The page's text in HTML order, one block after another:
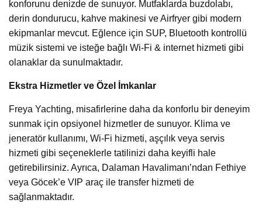
konforunu denizde de sunuyor. Mutfaklarda buzdolabı,
derin dondurucu, kahve makinesi ve Airfryer gibi modern
ekipmanlar mevcut. Eğlence için SUP, Bluetooth kontrollü
müzik sistemi ve isteğe bağlı Wi-Fi & internet hizmeti gibi
olanaklar da sunulmaktadır.
Ekstra Hizmetler ve Özel İmkanlar
Freya Yachting, misafirlerine daha da konforlu bir deneyim
sunmak için opsiyonel hizmetler de sunuyor. Klima ve
jeneratör kullanımı, Wi-Fi hizmeti, aşçılık veya servis
hizmeti gibi seçeneklerle tatilinizi daha keyifli hale
getirebilirsiniz. Ayrıca, Dalaman Havalimanı’ndan Fethiye
veya Göcek’e VIP araç ile transfer hizmeti de
sağlanmaktadır.